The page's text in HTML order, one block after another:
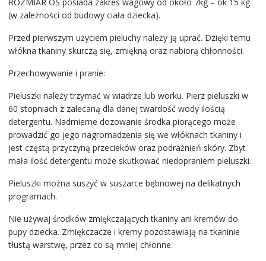
ROZMIAR OS posiada zakres wagowy od około 7kg – ok 15 kg
(w zależności od budowy ciała dziecka).
Przed pierwszym użyciem pieluchy należy ją uprać. Dzięki temu
włókna tkaniny skurczą się, zmiękną oraz nabiorą chłonności.
Przechowywanie i pranie:
Pieluszki należy trzymać w wiadrze lub worku. Pierz pieluszki w
60 stopniach z zalecaną dla danej twardość wody ilością
detergentu. Nadmierne dozowanie środka piorącego może
prowadzić go jego nagromadzenia się we włóknach tkaniny i
jest częstą przyczyną przecieków oraz podrażnień skóry. Zbyt
mała ilość detergentu może skutkować niedopraniem pieluszki.
Pieluszki można suszyć w suszarce bębnowej na delikatnych
programach.
Nie używaj środków zmiękczających tkaniny ani kremów do
pupy dziecka. Zmiękczacze i kremy pozostawiają na tkaninie
tłustą warstwę, przez co są mniej chłonne.